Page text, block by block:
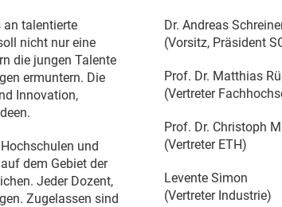
an talentierte
nicht nur eine
die jungen Talente
ermuntern. Die
Innovation,
und
dem Gebiet der
Jeder Dozent,
Zugelassen sind
Dr. Andreas
(Vorsitz, Präsident
Prof. Dr. Matthias
(Vertreter
Prof. Dr. Christoph
(Vertreter ETH)
Levente Simon
(Vertreter Industrie)